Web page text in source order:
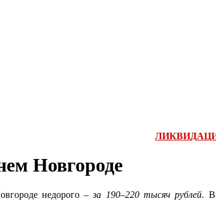
ЛИКВИДАЦИЯ
Новгороде
недорого –за 190–220 тысяч рублей. В